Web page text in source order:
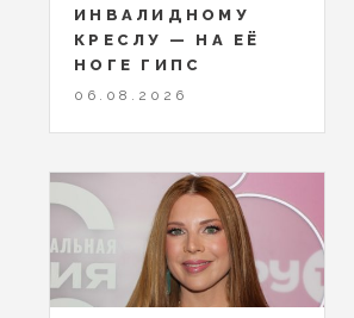
ИНВАЛИДНОМУ
КРЕСЛУ — НА ЕЁ
НОГЕ ГИПС
06.08.2026